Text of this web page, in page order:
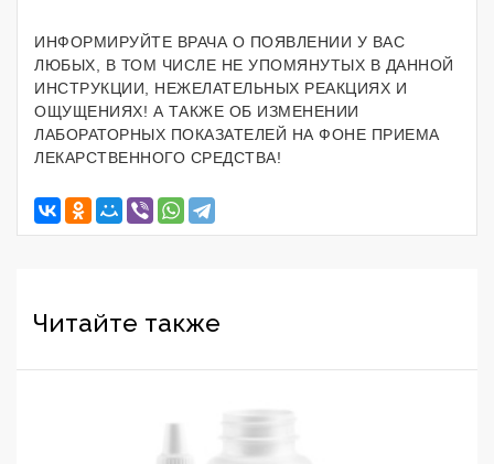
ИНФОРМИРУЙТЕ ВРАЧА О ПОЯВЛЕНИИ У ВАС
ЛЮБЫХ, В ТОМ ЧИСЛЕ НЕ УПОМЯНУТЫХ В ДАННОЙ
ИНСТРУКЦИИ, НЕЖЕЛАТЕЛЬНЫХ РЕАКЦИЯХ И
ОЩУЩЕНИЯХ! А ТАКЖЕ ОБ ИЗМЕНЕНИИ
ЛАБОРАТОРНЫХ ПОКАЗАТЕЛЕЙ НА ФОНЕ ПРИЕМА
ЛЕКАРСТВЕННОГО СРЕДСТВА!
Читайте также